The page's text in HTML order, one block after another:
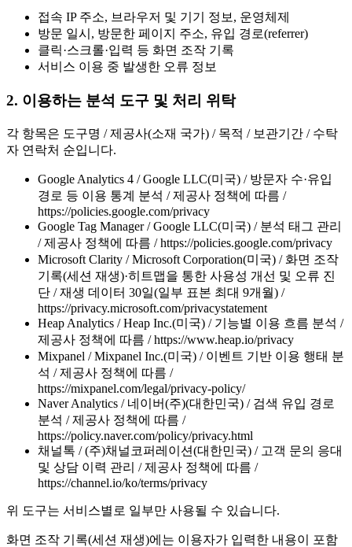
접속 IP 주소, 브라우저 및 기기 정보, 운영체제
방문 일시, 방문한 페이지 주소, 유입 경로(referrer)
클릭·스크롤·입력 등 화면 조작 기록
서비스 이용 중 발생한 오류 정보
2. 이용하는 분석 도구 및 처리 위탁
각 항목은 도구명 / 제공사(소재 국가) / 목적 / 보관기간 / 수탁
자 연락처 순입니다.
Google Analytics 4 / Google LLC(미국) / 방문자 수·유입
경로 등 이용 통계 분석 / 제공사 정책에 따름 /
https://policies.google.com/privacy
Google Tag Manager / Google LLC(미국) / 분석 태그 관리
/ 제공사 정책에 따름 / https://policies.google.com/privacy
Microsoft Clarity / Microsoft Corporation(미국) / 화면 조작
기록(세션 재생)·히트맵을 통한 사용성 개선 및 오류 진
단 / 재생 데이터 30일(일부 표본 최대 9개월) /
https://privacy.microsoft.com/privacystatement
Heap Analytics / Heap Inc.(미국) / 기능별 이용 흐름 분석 /
제공사 정책에 따름 / https://www.heap.io/privacy
Mixpanel / Mixpanel Inc.(미국) / 이벤트 기반 이용 행태 분
석 / 제공사 정책에 따름 /
https://mixpanel.com/legal/privacy-policy/
Naver Analytics / 네이버(주)(대한민국) / 검색 유입 경로
분석 / 제공사 정책에 따름 /
https://policy.naver.com/policy/privacy.html
채널톡 / (주)채널코퍼레이션(대한민국) / 고객 문의 응대
및 상담 이력 관리 / 제공사 정책에 따름 /
https://channel.io/ko/terms/privacy
위 도구는 서비스별로 일부만 사용될 수 있습니다.
화면 조작 기록(세션 재생)에는 이용자가 입력한 내용이 포함